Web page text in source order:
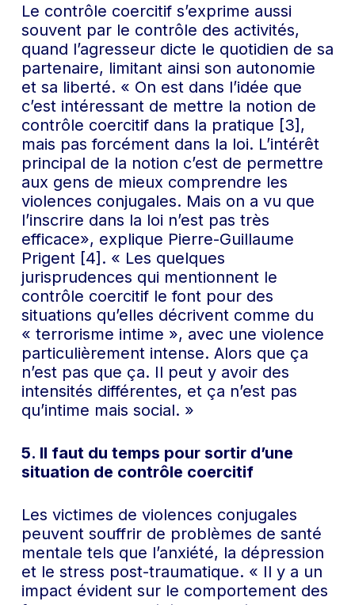
Le contrôle coercitif s’exprime aussi
souvent par le contrôle des activités,
quand l’agresseur dicte le quotidien de sa
partenaire, limitant ainsi son autonomie
et sa liberté. « On est dans l’idée que
c’est intéressant de mettre la notion de
contrôle coercitif dans la pratique [3],
mais pas forcément dans la loi. L’intérêt
principal de la notion c’est de permettre
aux gens de mieux comprendre les
violences conjugales. Mais on a vu que
l’inscrire dans la loi n’est pas très
efficace», explique Pierre-Guillaume
Prigent [4]. « Les quelques
jurisprudences qui mentionnent le
contrôle coercitif le font pour des
situations qu’elles décrivent comme du
« terrorisme intime », avec une violence
particulièrement intense. Alors que ça
n’est pas que ça. Il peut y avoir des
intensités différentes, et ça n’est pas
qu’intime mais social. »
5. Il faut du temps pour sortir d’une
situation de contrôle coercitif
Les victimes de violences conjugales
peuvent souffrir de problèmes de santé
mentale tels que l’anxiété, la dépression
et le stress post-traumatique. « Il y a un
impact évident sur le comportement des